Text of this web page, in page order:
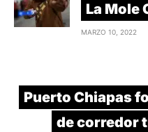
La Mole
MARZO 10, 2022
Puerto Chiapas
de corredor